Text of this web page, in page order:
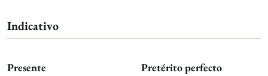
Indicativo
Presente Pretérito perfecto